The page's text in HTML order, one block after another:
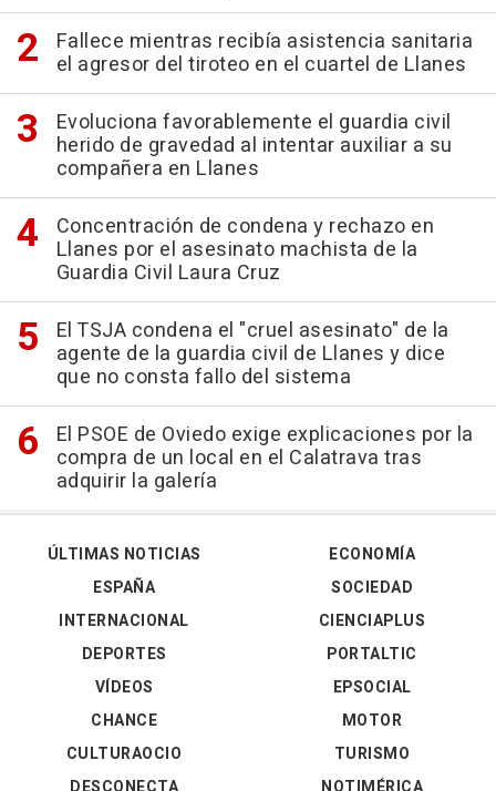
Fallece mientras recibía asistencia sanitaria
el agresor del tiroteo en el cuartel de Llanes
Evoluciona favorablemente el guardia civil
herido de gravedad al intentar auxiliar a su
compañera en Llanes
Concentración de condena y rechazo en
Llanes por el asesinato machista de la
Guardia Civil Laura Cruz
El TSJA condena el "cruel asesinato" de la
agente de la guardia civil de Llanes y dice
que no consta fallo del sistema
El PSOE de Oviedo exige explicaciones por la
compra de un local en el Calatrava tras
adquirir la galería
ÚLTIMAS NOTICIAS
ESPAÑA
INTERNACIONAL
DEPORTES
VÍDEOS
ECONOMÍA
SOCIEDAD
CIENCIAPLUS
PORTALTIC
EPSOCIAL
CHANCE
CULTURAOCIO
MOTOR
TURISMO